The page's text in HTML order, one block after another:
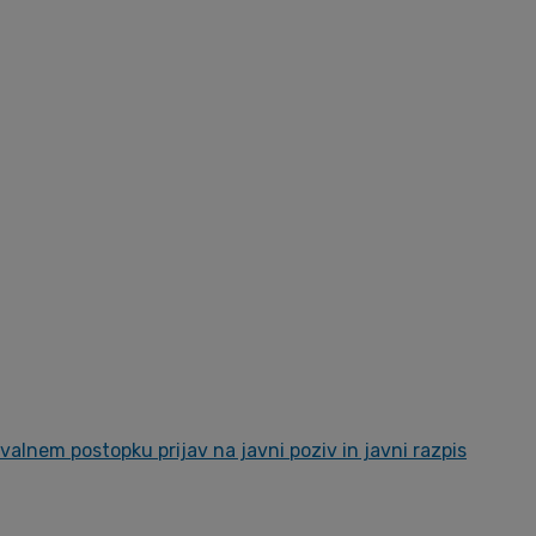
postopku prijav na javni poziv in javni razpis